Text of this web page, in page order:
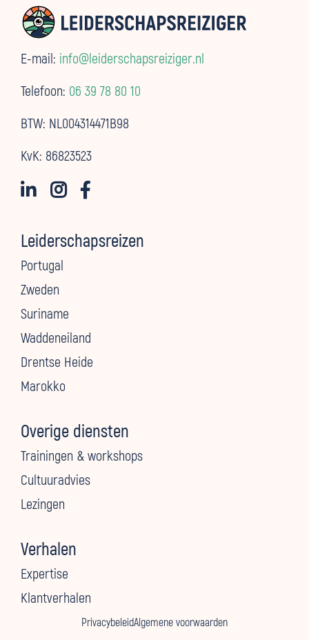
E-mail: info@leiderschapsreiziger.nl
Telefoon: 06 39 78 80 10
BTW: NL004314471B98
KvK: 86823523
  
Leiderschapsreizen
Portugal
Zweden
Suriname
Waddeneiland
Drentse Heide
Marokko
Overige diensten
Trainingen & workshops
Cultuuradvies
Lezingen
Verhalen
Expertise
Klantverhalen
PrivacybeleidAlgemene voorwaarden